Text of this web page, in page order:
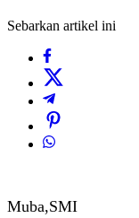
Sebarkan artikel ini
Muba,SMI